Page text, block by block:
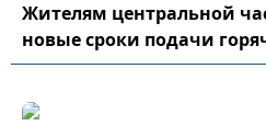
Жителям центральной
новые сроки подачи